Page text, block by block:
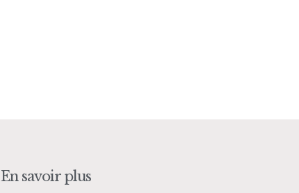
En savoir plus